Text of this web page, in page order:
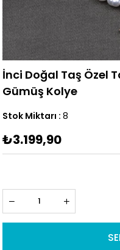
İnci Doğal Taş Özel
Gümüş Kolye
Stok Miktarı : 8
₺3.199,90